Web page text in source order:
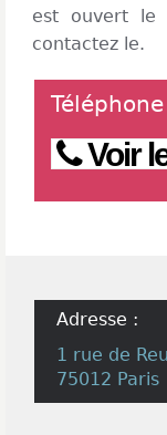
est ouvert le
contactez le.
Téléphone
Voir
Adresse :
1 rue de
75012 Paris